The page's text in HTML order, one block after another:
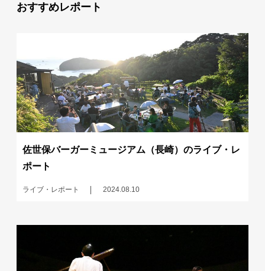
おすすめレポート
佐世保バーガーミュージアム（長崎）のライブ・レ
ポート
ライブ・レポート 2024.08.10